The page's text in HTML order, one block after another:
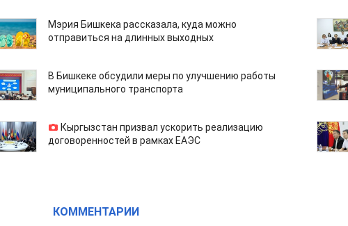
Мэрия Бишкека рассказала, куда можно
отправиться на длинных выходных
В Бишкеке обсудили меры по улучшению работы
муниципального транспорта
Кыргызстан призвал ускорить реализацию
договоренностей в рамках ЕАЭС
КОММЕНТАРИИ